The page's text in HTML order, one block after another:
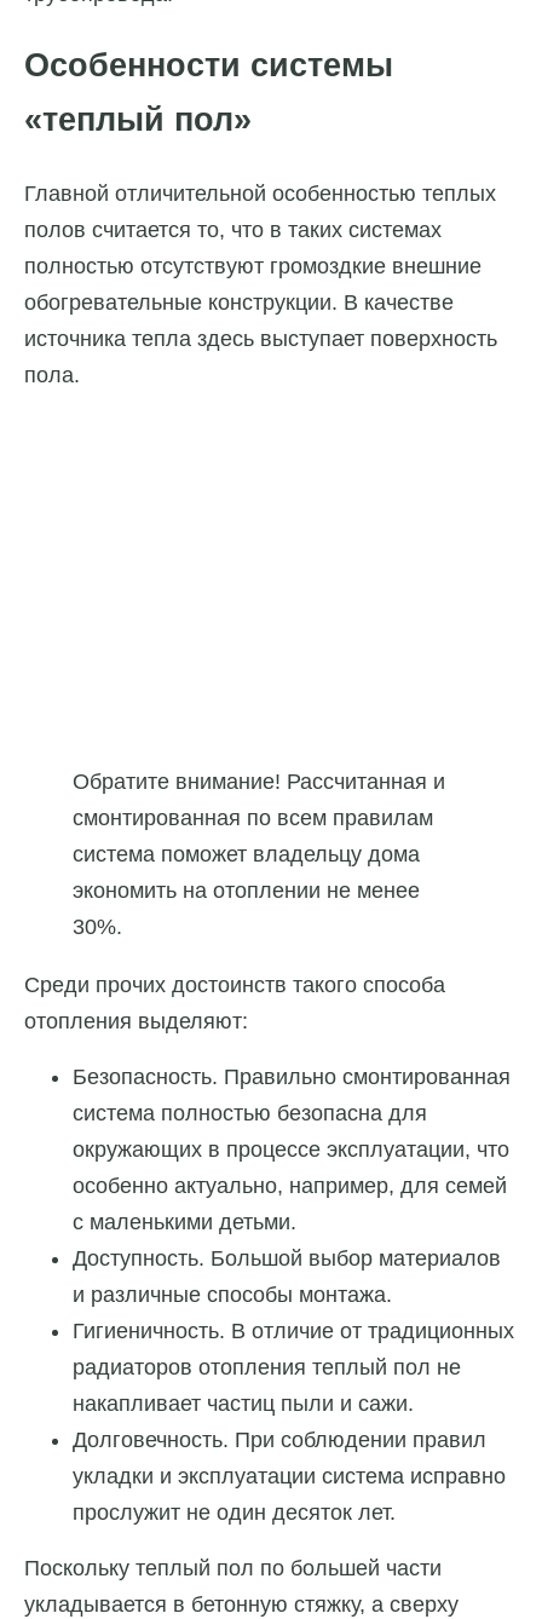
Особенности системы
«теплый пол»
Главной отличительной особенностью теплых
полов считается то, что в таких системах
полностью отсутствуют громоздкие внешние
обогревательные конструкции. В качестве
источника тепла здесь выступает поверхность
пола.
Обратите внимание! Рассчитанная и
смонтированная по всем правилам
система поможет владельцу дома
экономить на отоплении не менее
30%.
Среди прочих достоинств такого способа
отопления выделяют:
Безопасность. Правильно смонтированная
система полностью безопасна для
окружающих в процессе эксплуатации, что
особенно актуально, например, для семей
с маленькими детьми.
Доступность. Большой выбор материалов
и различные способы монтажа.
Гигиеничность. В отличие от традиционных
радиаторов отопления теплый пол не
накапливает частиц пыли и сажи.
Долговечность. При соблюдении правил
укладки и эксплуатации система исправно
прослужит не один десяток лет.
Поскольку теплый пол по большей части
укладывается в бетонную стяжку, а сверху